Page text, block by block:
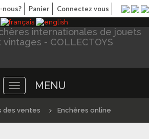
nous? Panier Connectez vous
Toggle
navigation
MENU
des ventes Enchères online